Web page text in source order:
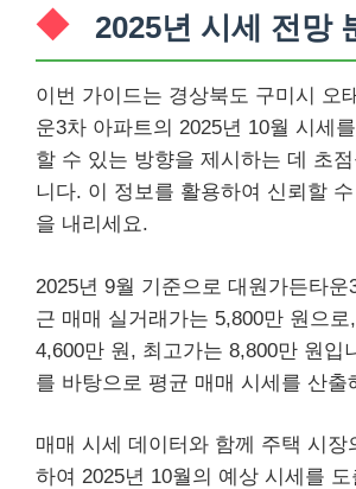
2025년 시세 전망
이번 가이드는 경상북도 구미시 오
운3차 아파트의 2025년 10월 시세
할 수 있는 방향을 제시하는 데 초
니다. 이 정보를 활용하여 신뢰할
을 내리세요.
2025년 9월 기준으로 대원가든타운
근 매매 실거래가는 5,800만 원으
4,600만 원, 최고가는 8,800만 원입
를 바탕으로 평균 매매 시세를 산출
매매 시세 데이터와 함께 주택 시장
하여 2025년 10월의 예상 시세를